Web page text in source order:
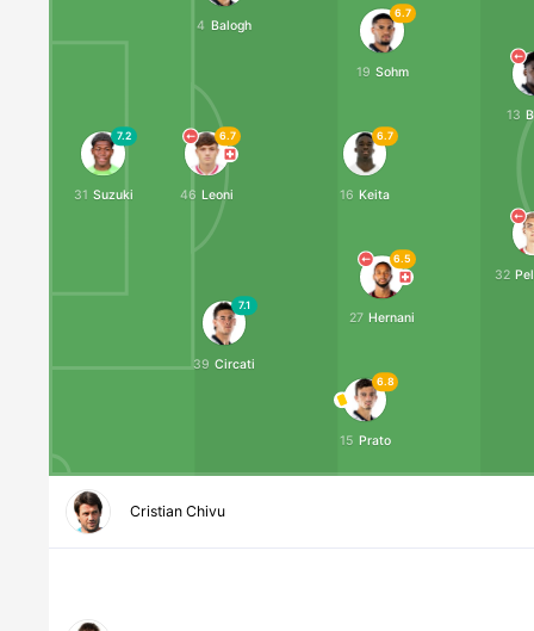
Mathias Lövik
Mazzocchi
90'+4
Kết thúc
0 - 0
7.2
31 Suzuki
6.7
46 Leoni
4 Balogh
7.1
39 Circati
6.7
16 Keita
6.7
19 Sohm
6.5
27 Hernani
6.8
15 Prato
13
32
Cristian Chivu